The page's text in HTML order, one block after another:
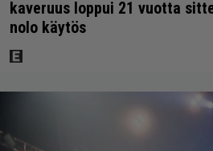
kaveruus loppui 21 vuotta
nolo käytös